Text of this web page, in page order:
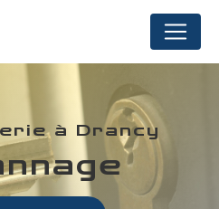
à Drancy